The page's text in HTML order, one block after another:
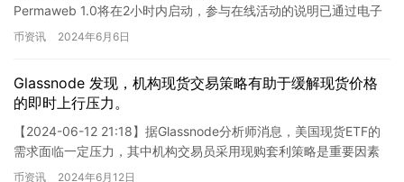
Permaweb 1.0将在2小时内启动，参与在线活动的说明已通过电子
邮件发送至用户邮箱。 这是一…
币资讯 2024年6月6日
Glassnode 发现，机构现货交易策略有助于缓解现货价格
的即时上行压力。
【2024-06-12 21:18】据Glassnode分析师消息，美国现货ETF的
需求面临一定压力，其中机构交易员采用现购套利策略是重要因素
之一。交易员通过购买比特币现货，并立即…
币资讯 2024年6月12日